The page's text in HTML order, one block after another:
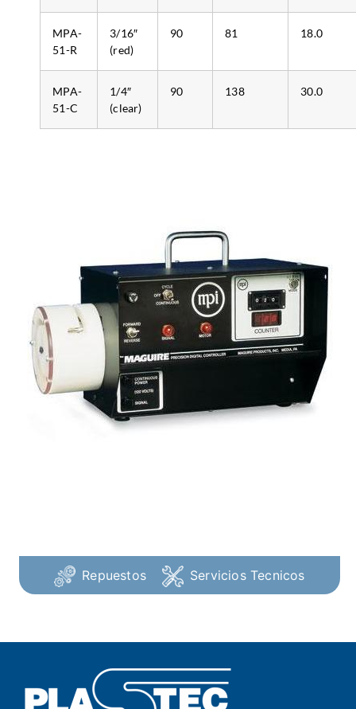
Repuestos Servicios Tecnicos
MPA-
51-R
3/16″
(red)
90 81 18.0
MPA-
51-C
1/4″
(clear)
90 138 30.0